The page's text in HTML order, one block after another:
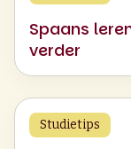
Spaans
verder
Studietips